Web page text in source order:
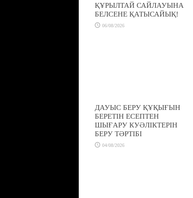
ҚҰРЫЛТАЙ САЙЛАУЫНА
БЕЛСЕНЕ ҚАТЫСАЙЫҚ!
06/08/2026
ДАУЫС БЕРУ ҚҰҚЫҒЫН
БЕРЕТІН ЕСЕПТЕН
ШЫҒАРУ КУӘЛІКТЕРІН
БЕРУ ТӘРТІБІ
04/08/2026